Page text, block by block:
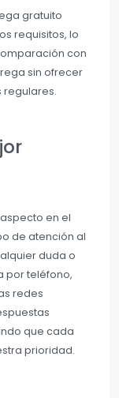
gratuito
requisitos, lo
con
sin ofrecer
en el
de atención al
duda o
por teléfono,
redes
que cada
prioridad.